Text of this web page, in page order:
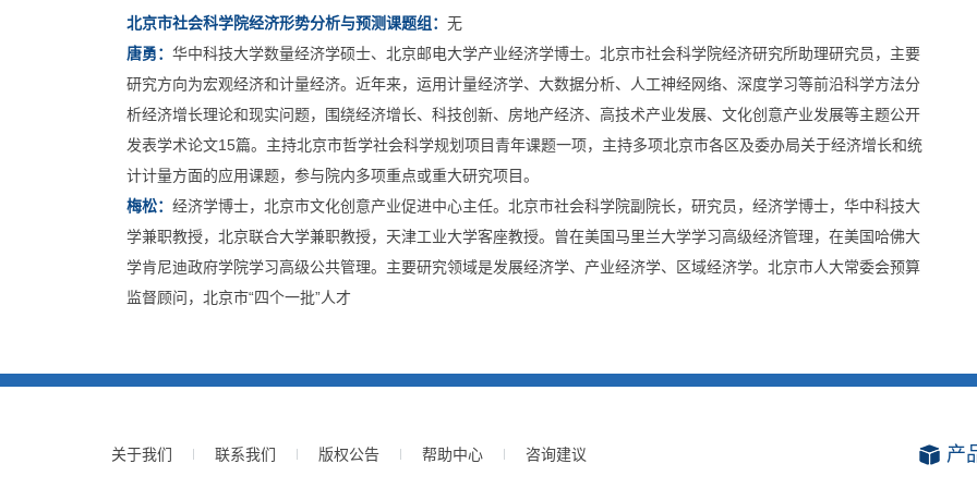
北京市社会科学院经济形势分析与预测课题组： 无
唐勇： 华中科技大学数量经济学硕士、北京邮电大学产业经济学博士。北京市社会科学院经济研究所助理研究员，主要
研究方向为宏观经济和计量经济。近年来，运用计量经济学、大数据分析、人工神经网络、深度学习等前沿科学方法分
析经济增长理论和现实问题，围绕经济增长、科技创新、房地产经济、高技术产业发展、文化创意产业发展等主题公开
发表学术论文15篇。主持北京市哲学社会科学规划项目青年课题一项，主持多项北京市各区及委办局关于经济增长和统
计计量方面的应用课题，参与院内多项重点或重大研究项目。
梅松： 经济学博士，北京市文化创意产业促进中心主任。北京市社会科学院副院长，研究员，经济学博士，华中科技大
学兼职教授，北京联合大学兼职教授，天津工业大学客座教授。曾在美国马里兰大学学习高级经济管理，在美国哈佛大
学肯尼迪政府学院学习高级公共管理。主要研究领域是发展经济学、产业经济学、区域经济学。北京市人大常委会预算
监督顾问，北京市“四个一批”人才
关于我们 联系我们 版权公告 帮助中心 咨询建议 产